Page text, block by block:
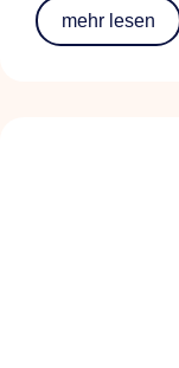
mehr lesen